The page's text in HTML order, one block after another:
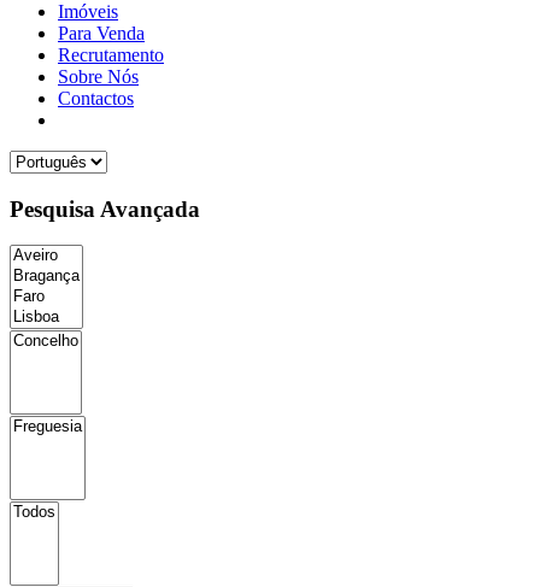
Imóveis
Para Venda
Recrutamento
Sobre Nós
Contactos
Pesquisa Avançada